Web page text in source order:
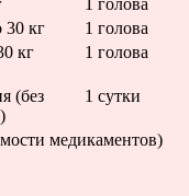
1 голова
30 кг
1 голова
кг
1 голова
(без
1 сутки
медикаментов)